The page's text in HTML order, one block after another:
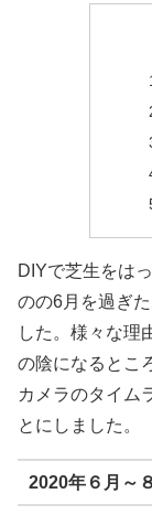
DIYで芝生をは
のの6月を過ぎ
した。様々な理
の陰になるとこ
カメラのタイム
とにしました。
2020年６月～